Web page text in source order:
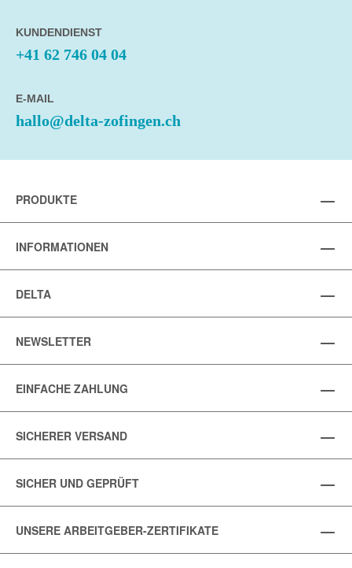
KUNDENDIENST
+41 62 746 04 04
E-MAIL
hallo@delta-zofingen.ch
PRODUKTE
INFORMATIONEN
DELTA
NEWSLETTER
EINFACHE ZAHLUNG
SICHERER VERSAND
SICHER UND GEPRÜFT
UNSERE ARBEITGEBER-ZERTIFIKATE